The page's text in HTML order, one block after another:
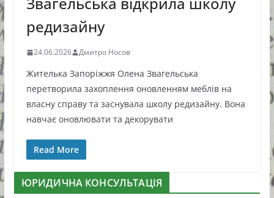
редизайну
24.06.2026 Дмитро Носов
Жителька Запоріжжя Олена Звагельська
перетворила захоплення оновленням меблів на
власну справу та заснувала школу редизайну. Вона
навчає оновлювати та декорувати
Read More
ЮРИДИЧНА КОНСУЛЬТАЦІЯ